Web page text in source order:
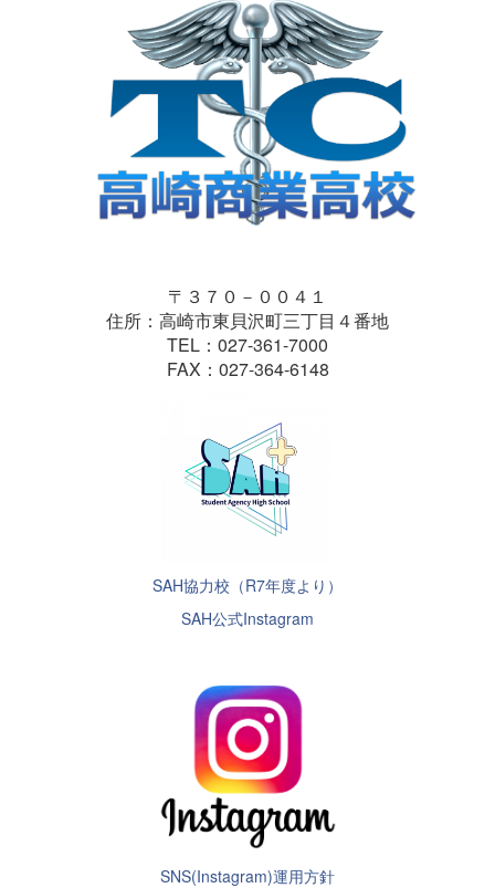
〒３７０－００４１
住所：高崎市東貝沢町三丁目４番地
TEL：027-361-7000
FAX：027-364-6148
SAH協力校（R7年度より）
SAH公式Instagram
SNS(Instagram)運用方針